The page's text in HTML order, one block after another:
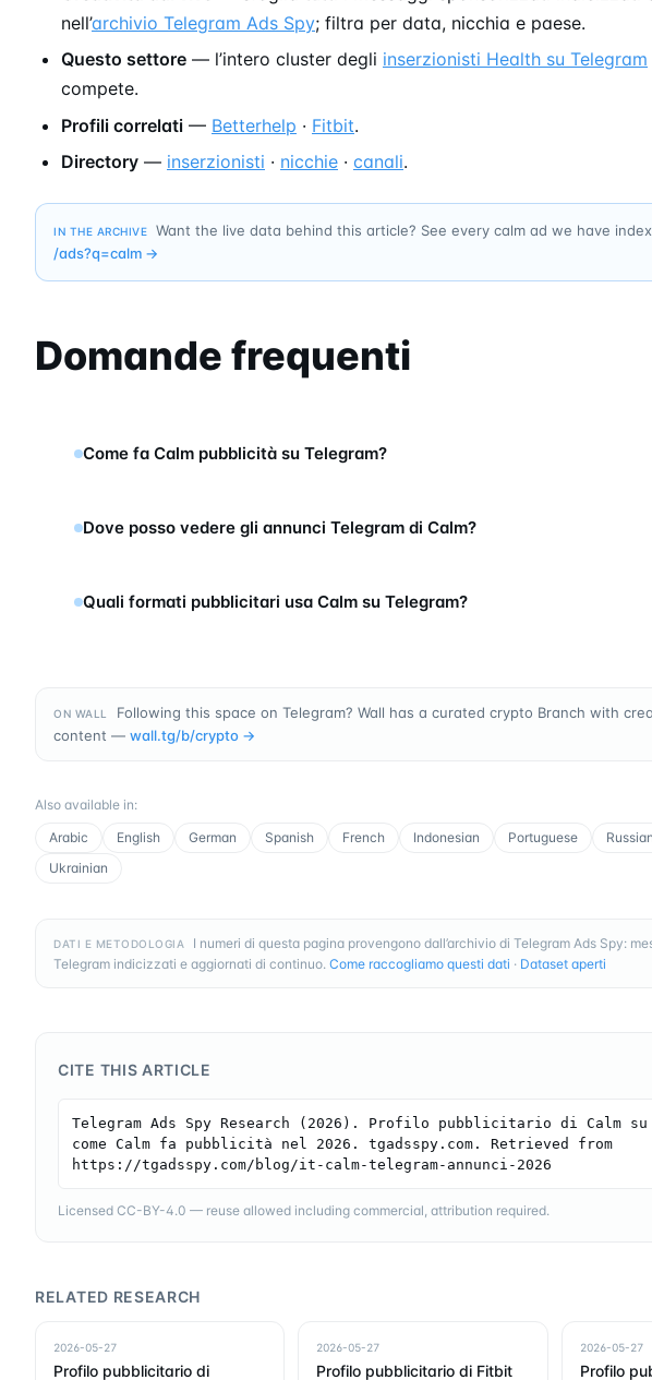
nell’archivio Telegram Ads Spy; filtra per data, nicchia e paese.
Questo settore — l’intero cluster degli inserzionisti Health su Telegram
compete.
Profili correlati — Betterhelp · Fitbit.
Directory — inserzionisti · nicchie · canali.
IN THE ARCHIVE
Want the live data behind this article? See every calm ad we have
/ads?q=calm →
Domande frequenti
Come fa Calm pubblicità su Telegram?
Dove posso vedere gli annunci Telegram di Calm?
Quali formati pubblicitari usa Calm su Telegram?
ON WALL
Following this space on Telegram? Wall has a curated crypto Branch with
content — wall.tg/b/crypto →
Also available in:
Arabic
English German Spanish French Indonesian Portuguese Russian
Ukrainian
DATI E METODOLOGIA
I numeri di questa pagina provengono dall’archivio di Telegram Ads Spy:
Telegram indicizzati e aggiornati di continuo. Come raccogliamo questi dati · Dataset aperti
CITE THIS ARTICLE
Telegram Ads Spy Research (2026). Profilo pubblicitario di Calm su
come Calm fa pubblicità nel 2026. tgadsspy.com. Retrieved from
https://tgadsspy.com/blog/it-calm-telegram-annunci-2026
Licensed CC-BY-4.0 — reuse allowed including commercial, attribution required.
RELATED RESEARCH
2026-05-27
Profilo pubblicitario di
2026-05-27
Profilo pubblicitario di Fitbit
2026-05-27
Profilo